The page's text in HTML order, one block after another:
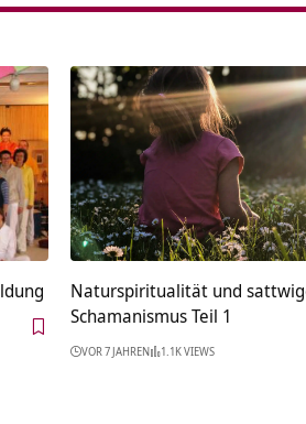
Naturspiritualität und
Schamanismus Teil 1
VOR 7 JAHREN 1.1K VIEWS